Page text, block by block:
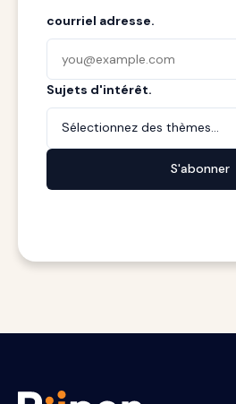
courriel adresse.
Sujets d'intérêt.
Sélectionnez des thèmes...
S'abonner